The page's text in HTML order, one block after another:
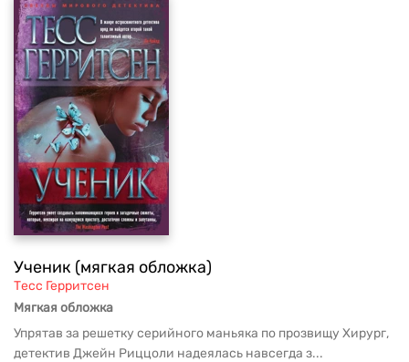
Ученик (мягкая обложка)
Тесс Герритсен
Мягкая обложка
Упрятав за решетку серийного маньяка по прозвищу Хирург,
детектив Джейн Риццоли надеялась навсегда з...